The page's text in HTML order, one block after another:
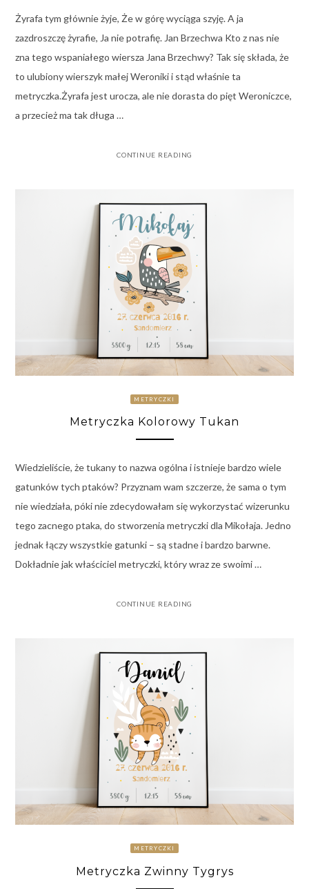
Żyrafa tym głównie żyje, Że w górę wyciąga szyję. A ja
zazdroszczę żyrafie, Ja nie potrafię. Jan Brzechwa Kto z nas nie
zna tego wspaniałego wiersza Jana Brzechwy? Tak się składa, że
to ulubiony wierszyk małej Weroniki i stąd właśnie ta
metryczka.Żyrafa jest urocza, ale nie dorasta do pięt Weroniczce,
a przecież ma tak długa …
CONTINUE READING
METRYCZKI
Metryczka Kolorowy Tukan
Wiedzieliście, że tukany to nazwa ogólna i istnieje bardzo wiele
gatunków tych ptaków? Przyznam wam szczerze, że sama o tym
nie wiedziała, póki nie zdecydowałam się wykorzystać wizerunku
tego zacnego ptaka, do stworzenia metryczki dla Mikołaja. Jedno
jednak łączy wszystkie gatunki – są stadne i bardzo barwne.
Dokładnie jak właściciel metryczki, który wraz ze swoimi …
CONTINUE READING
METRYCZKI
Metryczka Zwinny Tygrys